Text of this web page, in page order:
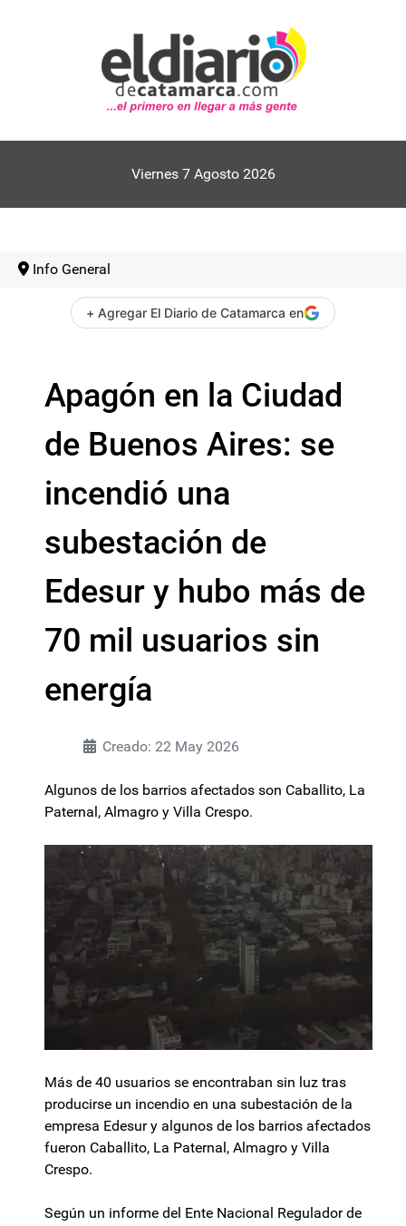
Viernes 7 Agosto 2026
Info General
+ Agregar El Diario de Catamarca en
Apagón en la Ciudad
de Buenos Aires: se
incendió una
subestación de
Edesur y hubo más de
70 mil usuarios sin
energía
Creado: 22 May 2026
Algunos de los barrios afectados son Caballito, La
Paternal, Almagro y Villa Crespo.
Más de 40 usuarios se encontraban sin luz tras
producirse un incendio en una subestación de la
empresa Edesur y algunos de los barrios afectados
fueron Caballito, La Paternal, Almagro y Villa
Crespo.
Según un informe del Ente Nacional Regulador de